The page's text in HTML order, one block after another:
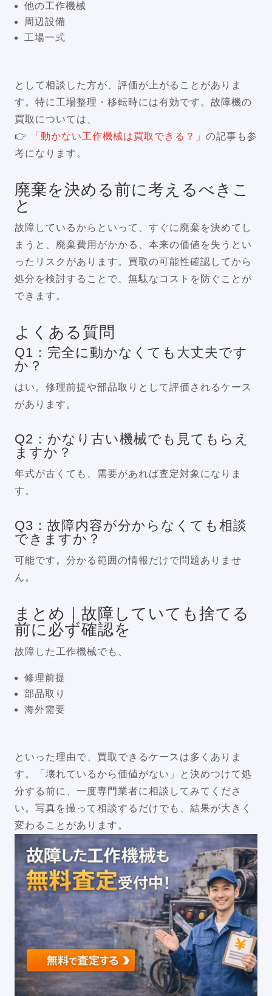
他の工作機械
周辺設備
工場一式
として相談した方が、評価が上がることがありま
す。特に工場整理・移転時には有効です。故障機の
買取については、
👉
「動かない工作機械は買取できる？」 の記事も参
考になります。
廃棄を決める前に考えるべきこ
と
故障しているからといって、すぐに廃棄を決めてし
まうと、廃棄費用がかかる、本来の価値を失うとい
ったリスクがあります。買取の可能性確認してから
処分を検討することで、無駄なコストを防ぐことが
できます。
よくある質問
Q1：完全に動かなくても大丈夫です
か？
はい。修理前提や部品取りとして評価されるケース
があります。
Q2：かなり古い機械でも見てもらえ
ますか？
年式が古くても、需要があれば査定対象になりま
す。
Q3：故障内容が分からなくても相談
できますか？
可能です。分かる範囲の情報だけで問題ありませ
ん。
まとめ｜故障していても捨てる
前に必ず確認を
故障した工作機械でも、
修理前提
部品取り
海外需要
といった理由で、買取できるケースは多くありま
す。「壊れているから価値がない」と決めつけて処
分する前に、一度専門業者に相談してみてくださ
い。写真を撮って相談するだけでも、結果が大きく
変わることがあります。